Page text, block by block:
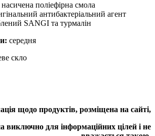
насичена поліефірна смола
антибактеріальний агент
SANGI та турмалін
середня
скло
щодо продуктів, розміщена на сайті,
виключно для інформаційних цілей і не